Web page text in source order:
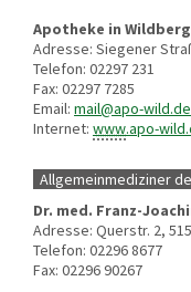
Apotheke in
Adresse: Siegener
Telefon: 02297 231
Fax: 02297 7285
Email: mail@apo-wild.de
Internet: www.apo-
Allgemeinmediziner
Dr. med. Franz-
Adresse: Querstr. 2,
Telefon: 02296 8677
Fax: 02296 90267